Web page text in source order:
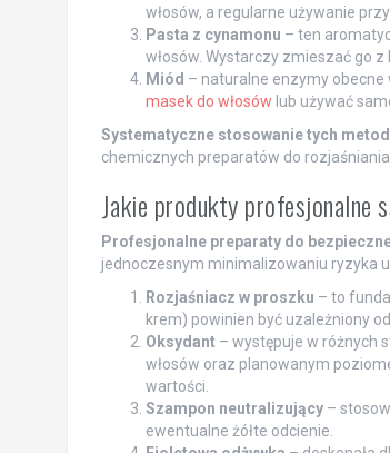
włosów, a regularne używanie
Pasta z cynamonu – ten
włosów. Wystarczy zmieszać go
Miód – naturalne enzymy obecne
masek do włosów lub używać
Systematyczne stosowanie tych
chemicznych preparatów do rozjaśniania.
Jakie produkty profesjonalne
Profesjonalne preparaty do
jednoczesnym minimalizowaniu ryzyka
Rozjaśniacz w proszku – to
krem) powinien być uzależniony
Oksydant– występuje w różnych
włosów oraz planowanym
wartości.
Szampon neutralizujący–
ewentualne żółte odcienie.